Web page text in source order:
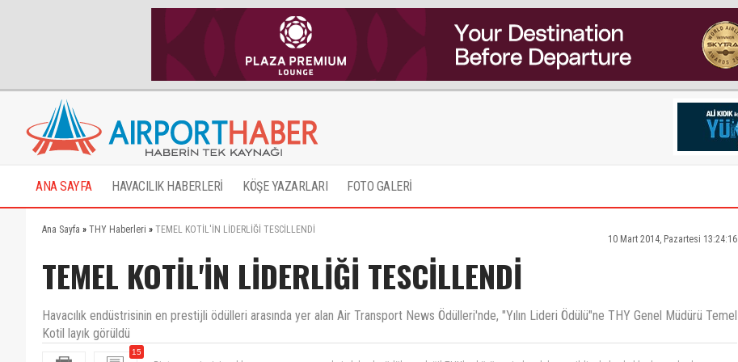
ANA SAYFA HAVACILIK HABERLERİ KÖŞE YAZARLARI FOTO GALERİ
Ana Sayfa » THY Haberleri » TEMEL KOTİL'İN LİDERLİĞİ TESCİLLENDİ
10 Mart 2014, Pazartesi 13:24:16
TEMEL KOTİL'İN LİDERLİĞİ TESCİLLENDİ
Havacılık endüstrisinin en prestijli ödülleri arasında yer alan Air Transport News Ödülleri'nde, "Yılın Lideri Ödülü"ne THY Genel Müdürü Temel
Kotil layık görüldü
15